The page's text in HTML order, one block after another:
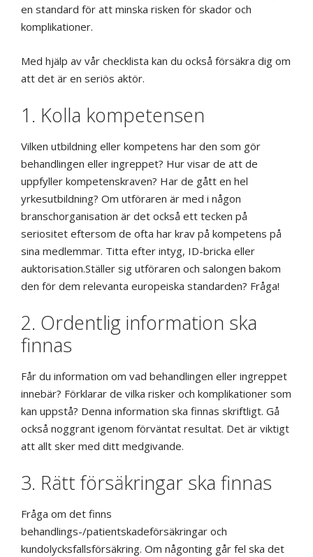
en standard för att minska risken för skador och
komplikationer.
Med hjälp av vår checklista kan du också försäkra dig om
att det är en seriös aktör.
1. Kolla kompetensen
Vilken utbildning eller kompetens har den som gör
behandlingen eller ingreppet? Hur visar de att de
uppfyller kompetenskraven? Har de gått en hel
yrkesutbildning? Om utföraren är med i någon
branschorganisation är det också ett tecken på
seriositet eftersom de ofta har krav på kompetens på
sina medlemmar. Titta efter intyg, ID-bricka eller
auktorisation.Ställer sig utföraren och salongen bakom
den för dem relevanta europeiska standarden? Fråga!
2. Ordentlig information ska
finnas
Får du information om vad behandlingen eller ingreppet
innebär? Förklarar de vilka risker och komplikationer som
kan uppstå? Denna information ska finnas skriftligt. Gå
också noggrant igenom förväntat resultat. Det är viktigt
att allt sker med ditt medgivande.
3. Rätt försäkringar ska finnas
Fråga om det finns
behandlings-/patientskadeförsäkringar och
kundolycksfallsförsäkring. Om någonting går fel ska det